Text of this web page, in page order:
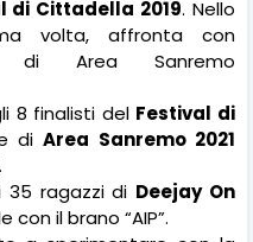
di Cittadella 2019. Nello
volta, affronta con
di Area Sanremo
8 finalisti del Festival di
diArea Sanremo 2021
ragazzi di Deejay On
con il brano “AIP”.